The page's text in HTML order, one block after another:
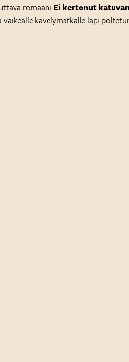
romaani Ei kertonut
kävelymatkalle läpi